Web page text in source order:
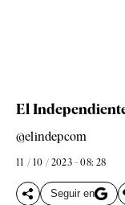
El
@elindepcom
11 / 10 / 2023 - 08: 28
Seguir en